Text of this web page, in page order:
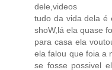
dele,videos
tudo da vida dela é
shoW,lá ela quase
para casa ela
ela falou que foia a
se fosse possivel